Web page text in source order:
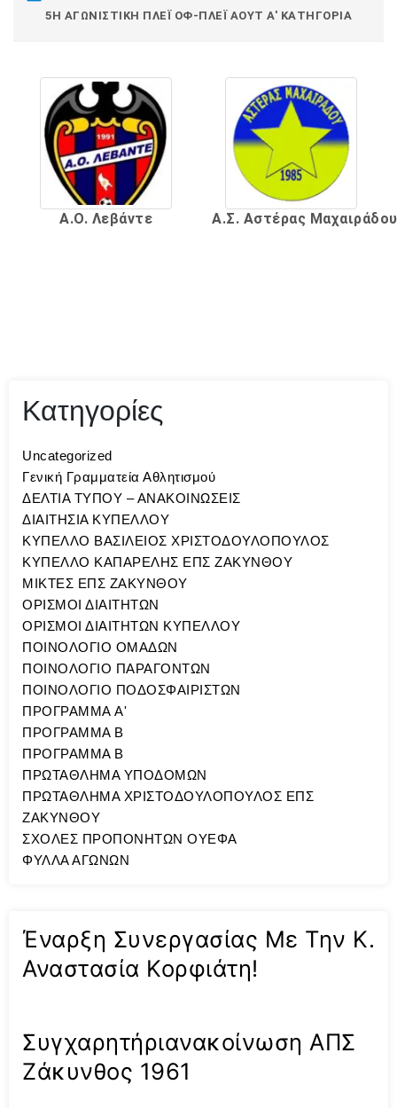
5Η ΑΓΩΝΙΣΤΙΚΉ ΠΛΈΙ ΟΦ-ΠΛΈΙ ΆΟΥΤ Α' ΚΑΤΗΓΟΡΊΑ
Α.Ο. Λεβάντε Α.Σ. Αστέρας Μαχαιράδου
Κατηγορίες
Uncategorized
Γενική Γραμματεία Αθλητισμού
ΔΕΛΤΙΑ ΤΥΠΟΥ – ΑΝΑΚΟΙΝΩΣΕΙΣ
ΔΙΑΙΤΗΣΙΑ ΚΥΠΕΛΛΟΥ
ΚΥΠΕΛΛΟ ΒΑΣΙΛΕΙΟΣ ΧΡΙΣΤΟΔΟΥΛΟΠΟΥΛΟΣ
ΚΥΠΕΛΛΟ ΚΑΠΑΡΕΛΗΣ ΕΠΣ ΖΑΚΥΝΘΟΥ
ΜΙΚΤΕΣ ΕΠΣ ΖΑΚΥΝΘΟΥ
ΟΡΙΣΜΟΙ ΔΙΑΙΤΗΤΩΝ
ΟΡΙΣΜΟΙ ΔΙΑΙΤΗΤΩΝ ΚΥΠΕΛΛΟΥ
ΠΟΙΝΟΛΟΓΙΟ ΟΜΑΔΩΝ
ΠΟΙΝΟΛΟΓΙΟ ΠΑΡΑΓΟΝΤΩΝ
ΠΟΙΝΟΛΟΓΙΟ ΠΟΔΟΣΦΑΙΡΙΣΤΩΝ
ΠΡΟΓΡΑΜΜΑ A'
ΠΡΟΓΡΑΜΜΑ Β
ΠΡΟΓΡΑΜΜΑ Β
ΠΡΩΤΑΘΛΗΜΑ ΥΠΟΔΟΜΩΝ
ΠΡΩΤΑΘΛΗΜΑ ΧΡΙΣΤΟΔΟΥΛΟΠΟΥΛΟΣ ΕΠΣ
ΖΑΚΥΝΘΟΥ
ΣΧΟΛΕΣ ΠΡΟΠΟΝΗΤΩΝ ΟΥΕΦΑ
ΦΥΛΛΑ ΑΓΩΝΩΝ
Έναρξη Συνεργασίας Με Την Κ.
Αναστασία Κορφιάτη!
Συγχαρητήριανακοίνωση ΑΠΣ
Ζάκυνθος 1961